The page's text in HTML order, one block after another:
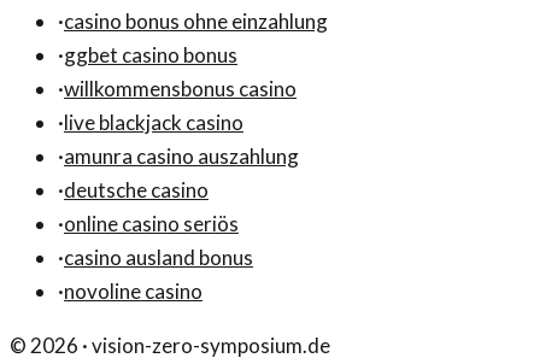
·casino bonus ohne einzahlung
·ggbet casino bonus
·willkommensbonus casino
·live blackjack casino
·amunra casino auszahlung
·deutsche casino
·online casino seriös
·casino ausland bonus
·novoline casino
© 2026 ·vision-zero-symposium.de